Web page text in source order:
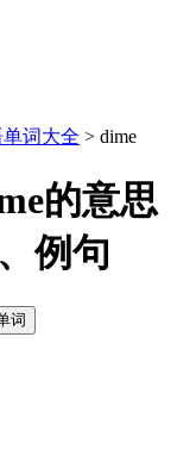
词大全 > dime
的意思
例句